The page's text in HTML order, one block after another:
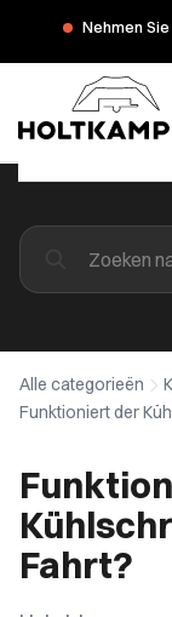
Nehmen
Alle categorieën
Funktioniert der
Fahrt?